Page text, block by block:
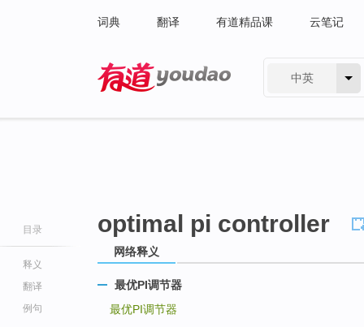
词典 翻译 有道精品课 云笔记
中英
目录
释义
翻译
例句
optimal pi controller
网络释义
最优PI调节器
最优PI调节器